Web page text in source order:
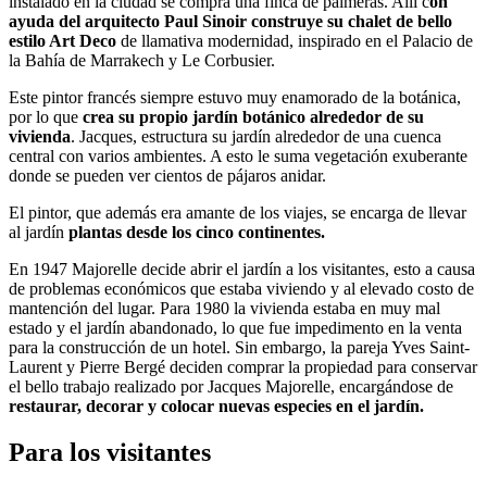
ayuda del arquitecto Paul Sinoir construye su chalet de bello
estilo Art Deco de llamativa modernidad, inspirado en el Palacio de
la Bahía de Marrakech y Le Corbusier.
Este pintor francés siempre estuvo muy enamorado de la botánica,
por lo que crea su propio jardín botánico alrededor de su
vivienda. Jacques, estructura su jardín alrededor de una cuenca
central con varios ambientes. A esto le suma vegetación exuberante
donde se pueden ver cientos de pájaros anidar.
El pintor, que además era amante de los viajes, se encarga de llevar
al jardín plantas desde los cinco continentes.
En 1947 Majorelle decide abrir el jardín a los visitantes, esto a causa
de problemas económicos que estaba viviendo y al elevado costo de
mantención del lugar. Para 1980 la vivienda estaba en muy mal
estado y el jardín abandonado, lo que fue impedimento en la venta
para la construcción de un hotel. Sin embargo, la pareja Yves Saint-
Laurent y Pierre Bergé deciden comprar la propiedad para conservar
el bello trabajo realizado por Jacques Majorelle, encargándose de
restaurar, decorar y colocar nuevas especies en el jardín.
Para los visitantes